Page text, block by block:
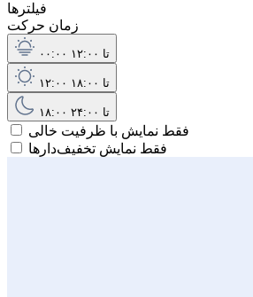
فیلترها
زمان حرکت
۰۰:۰۰ تا ۱۲:۰۰
۱۲:۰۰ تا ۱۸:۰۰
۱۸:۰۰ تا ۲۴:۰۰
فقط نمایش با ظرفیت خالی
فقط نمایش تخفیف‌دارها